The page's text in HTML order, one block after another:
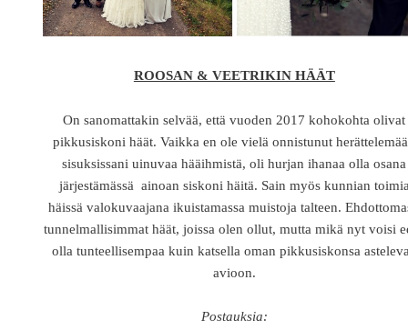
ROOSAN & VEETRIKIN HÄÄT
On sanomattakin selvää, että vuoden 2017 kohokohta olivat
pikkusiskoni häät. Vaikka en ole vielä onnistunut
sisuksissani uinuvaa hääihmistä, oli hurjan ihanaa olla osana
järjestämässä ainoan siskoni häitä. Sain myös kunnian
häissä valokuvaajana ikuistamassa muistoja talteen.
tunnelmallisimmat häät, joissa olen ollut, mutta mikä nyt voisi
olla tunteellisempaa kuin katsella oman pikkusiskonsa
avioon.
Postauksia: